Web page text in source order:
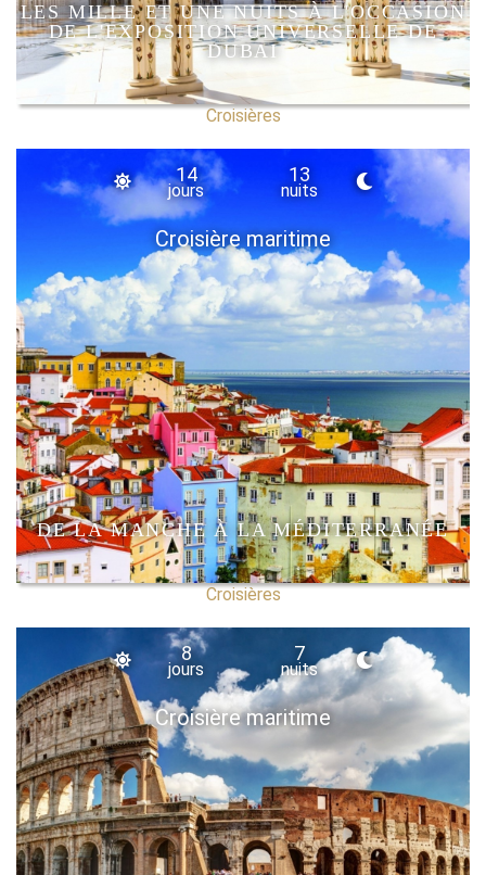
LES MILLE ET UNE NUITS À L'OCCASION
DE L'EXPOSITION UNIVERSELLE DE
DUBAI
Croisières
Croisière maritime
14
jours
13
nuits
DE LA MANCHE À LA MÉDITERRANÉE
Croisières
Croisière maritime
8
jours
7
nuits